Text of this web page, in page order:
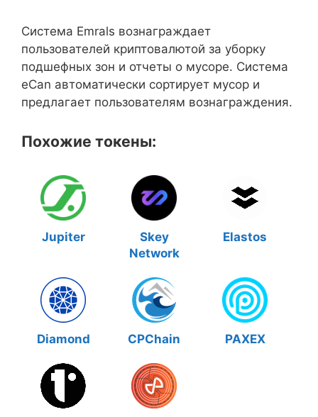
Система Emrals вознаграждает
пользователей криптовалютой за уборку
подшефных зон и отчеты о мусоре. Система
eCan автоматически сортирует мусор и
предлагает пользователям вознаграждения.
Похожие токены:
Jupiter
Skey
Network
Elastos
Diamond CPChain PAXEX